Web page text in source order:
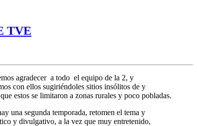
TVE
agradecer a todo el equipo de la 2, y
con ellos sugiriéndoles sitios insólitos de y
estos se limitaron a zonas rurales y poco pobladas.
una segunda temporada, retomen el tema y
y divulgativo, a la vez que muy entretenido,